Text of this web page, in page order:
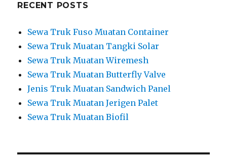
RECENT POSTS
Sewa Truk Fuso Muatan Container
Sewa Truk Muatan Tangki Solar
Sewa Truk Muatan Wiremesh
Sewa Truk Muatan Butterfly Valve
Jenis Truk Muatan Sandwich Panel
Sewa Truk Muatan Jerigen Palet
Sewa Truk Muatan Biofil